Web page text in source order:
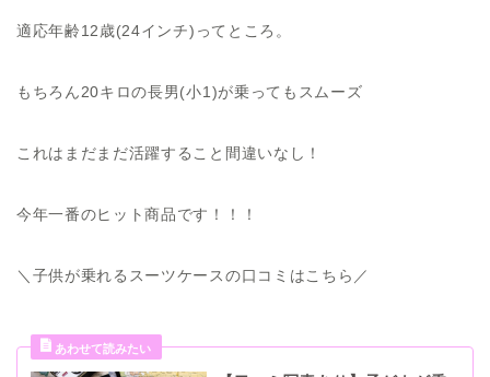
適応年齢12歳(24インチ)ってところ。
もちろん20キロの長男(小1)が乗ってもスムーズ
これはまだまだ活躍すること間違いなし！
今年一番のヒット商品です！！！
＼子供が乗れるスーツケースの口コミはこちら／